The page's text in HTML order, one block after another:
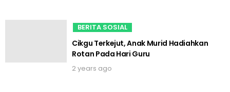
BERITA SOSIAL
Cikgu Terkejut, Anak Murid Hadiahkan
Rotan Pada Hari Guru
2 years ago